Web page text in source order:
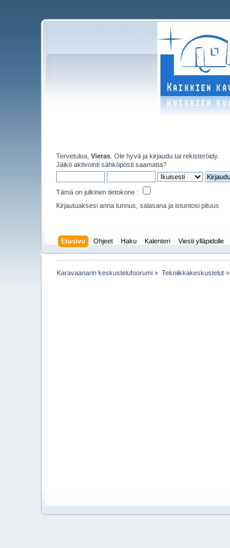
Tervetuloa,Vieras . Ole hyvä jakirjaudu tairekisteröidy.
Jäiköaktivointi sähköposti saamatta?
Tämä on julkinen tietokone :
Kirjautuaksesi anna tunnus, salasana ja istuntosi pituus
Etusivu Ohjeet Haku Kalenteri Viesti ylläpidolle
Karavaanarin keskustelufoorumi » Tekniikkakeskustelut»